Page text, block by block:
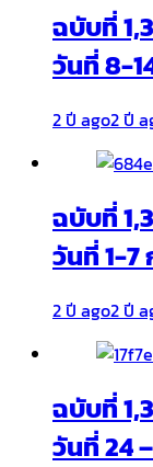
ฉบับที่
วันที่ 8-
2 ปี ago2 ปี
ฉบับที่
วันที่ 1-7
2 ปี ago2 ปี
ฉบับที่
วันที่ 24